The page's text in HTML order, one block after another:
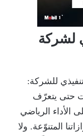
لشركة
للشركة:
حتى يتعرّف
الرياضي
المتنوّعة. ولا